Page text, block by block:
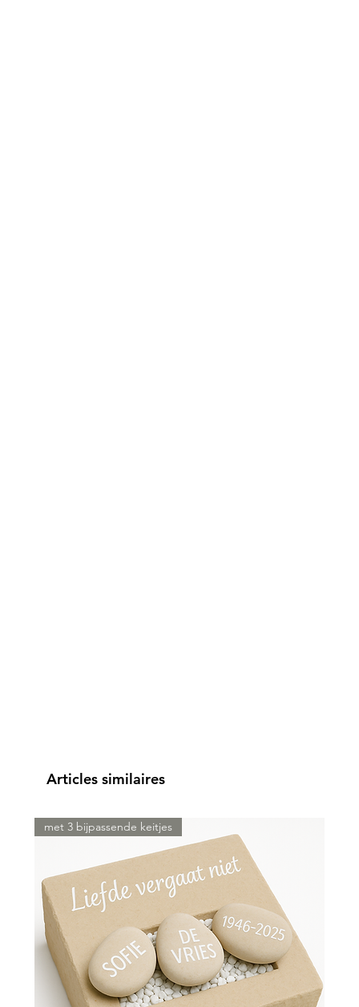
Articles similaires
met 3 bijpassende keitjes